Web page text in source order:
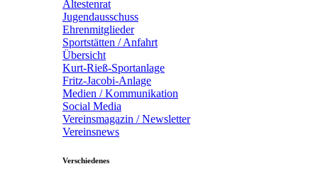
Ältestenrat
Jugendausschuss
Ehrenmitglieder
Sportstätten / Anfahrt
Übersicht
Kurt-Rieß-Sportanlage
Fritz-Jacobi-Anlage
Medien / Kommunikation
Social Media
Vereinsmagazin / Newsletter
Vereinsnews
Verschiedenes